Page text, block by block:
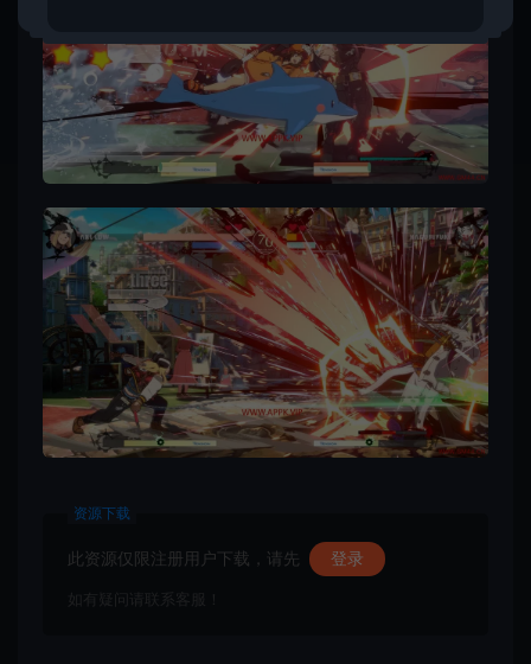
资源下载
此资源仅限注册用户下载，请先 登录
如有疑问请联系客服！